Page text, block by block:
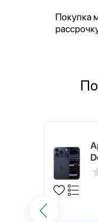
Покупка